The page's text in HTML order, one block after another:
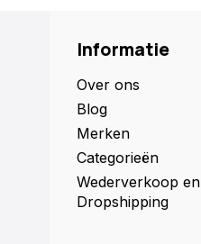
Informatie
Over ons
Blog
Merken
Categorieën
Wederverkoop en
Dropshipping